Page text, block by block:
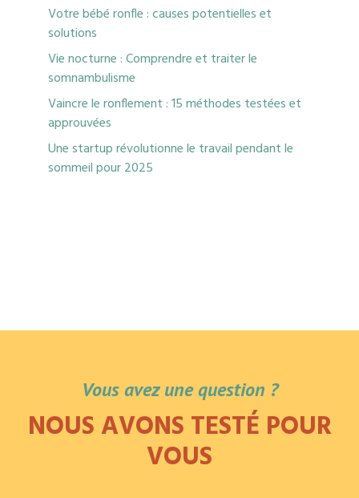
Votre bébé ronfle : causes potentielles et
solutions
Vie nocturne : Comprendre et traiter le
somnambulisme
Vaincre le ronflement : 15 méthodes testées et
approuvées
Une startup révolutionne le travail pendant le
sommeil pour 2025
Vous avez une question ?
NOUS AVONS TESTÉ POUR
VOUS